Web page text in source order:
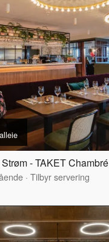
- TAKET Chambré
· Tilbyr servering